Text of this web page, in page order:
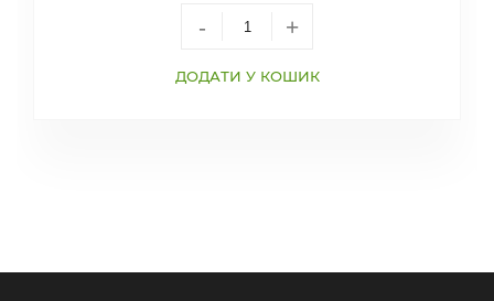
- +
ДОДАТИ У КОШИК